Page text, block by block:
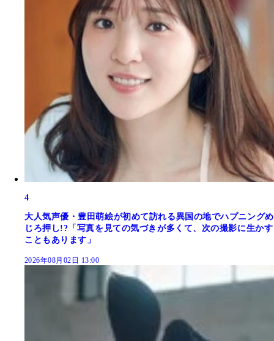
4
大人気声優・豊田萌絵が初めて訪れる異国の地でハプニングめ
じろ押し!?「写真を見ての気づきが多くて、次の撮影に生かす
こともあります」
2026年08月02日 13:00